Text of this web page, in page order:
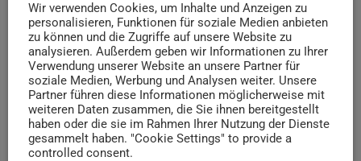
Am Dienstagmorgen hat sich in Zendscheid ein
Arbeitsunfall bei Mäharbeiten mit einem Traktor ereignet.
Laut Polizei Trier wurde der 73-Jährige Fahrer
schwerstverletzt mit einem Rettungshubschrauber in ein
Krankenhaus gebracht. Die Staatsanwaltschaft Trier hat
zur Rekonstruktion der Unfallursache ein Gutachten
angeordnet. Zeugen werden gebeten, sich an die Polizei
Bitburg zu wenden.
Wir verwenden Cookies, um Inhalte und Anzeigen zu
personalisieren, Funktionen für soziale Medien anbieten
zu können und die Zugriffe auf unsere Website zu
analysieren. Außerdem geben wir Informationen zu Ihrer
Verwendung unserer Website an unsere Partner für
soziale Medien, Werbung und Analysen weiter. Unsere
Partner führen diese Informationen möglicherweise mit
weiteren Daten zusammen, die Sie ihnen bereitgestellt
haben oder die sie im Rahmen Ihrer Nutzung der Dienste
gesammelt haben. "Cookie Settings" to provide a
controlled consent.